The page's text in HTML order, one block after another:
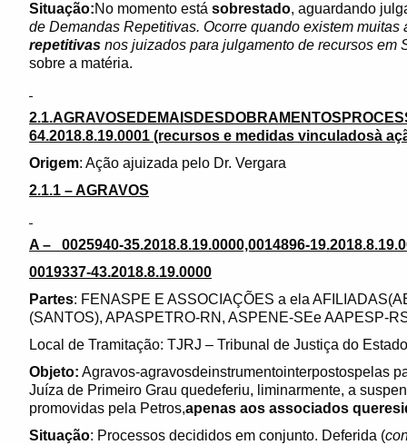
Situação:No momento está sobrestado, aguardando
de Demandas Repetitivas. Ocorre quando existem
repetitivas nos juizados para julgamento de recursos em
sobre a matéria.
64.2018.8.19.0001 (recursos e medidas vinculadosà
Origem: Ação ajuizada pelo Dr. Vergara
2.1.1 – AGRAVOS
A – 0025940-35.2018.8.19.0000,0014896-
0019337-43.2018.8.19.0000
Partes: FENASPE E ASSOCIAÇÕES a ela
(SANTOS), APASPETRO-RN, ASPENE-SEe AAPESP-
Local de Tramitação: TJRJ – Tribunal de Justiça do
Objeto: Agravos-agravosdeinstrumentointerpostospelas
Juíza de Primeiro Grau quedeferiu, liminarmente, a
promovidas pela Petros,apenas aos associados
Situação: Processos decididos em conjunto. Deferida (